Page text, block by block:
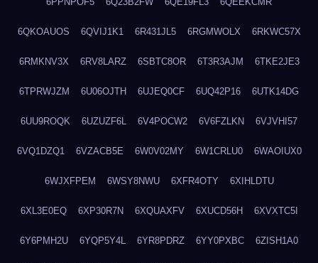
6QKOAUOS 6QVIJ1K1 6R431JL5 6RGMWOLX 6RKWC57X
6RMKNV3X 6RV8LARZ 6SBTC8OR 6T3R3AJM 6TKE2JE3
6TPRWJZM 6U06OJTH 6UJEQ0CF 6UQ42P16 6UTK14DG
6UU9ROQK 6UZUZF6L 6V4POCW2 6V6FZLKN 6VJVHI57
6VQ1DZQ1 6VZACB5E 6W0V02MY 6W1CRLU0 6WAOIUX0
6WJXFPEM 6WSY8NWU 6XFR4OTY 6XIHLDTU
6XL3E0EQ 6XP30R7N 6XQUAXFV 6XUCD56H 6XVXTC5I
6Y6PMH2U 6YQP5Y4L 6YR8PDRZ 6YY0PXBC 6ZISH1A0